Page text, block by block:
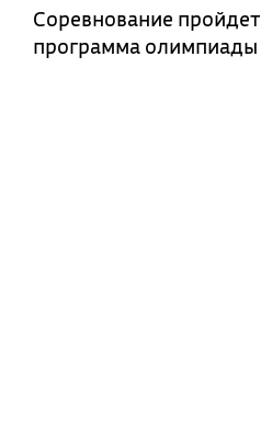
Соревнование
программа олимпиады